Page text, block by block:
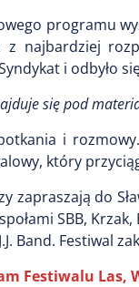
programu
z najbardziej
i odbyło
się pod
i
który
zapraszają do
SBB,
Band. Festiwal
Festiwalu Las,